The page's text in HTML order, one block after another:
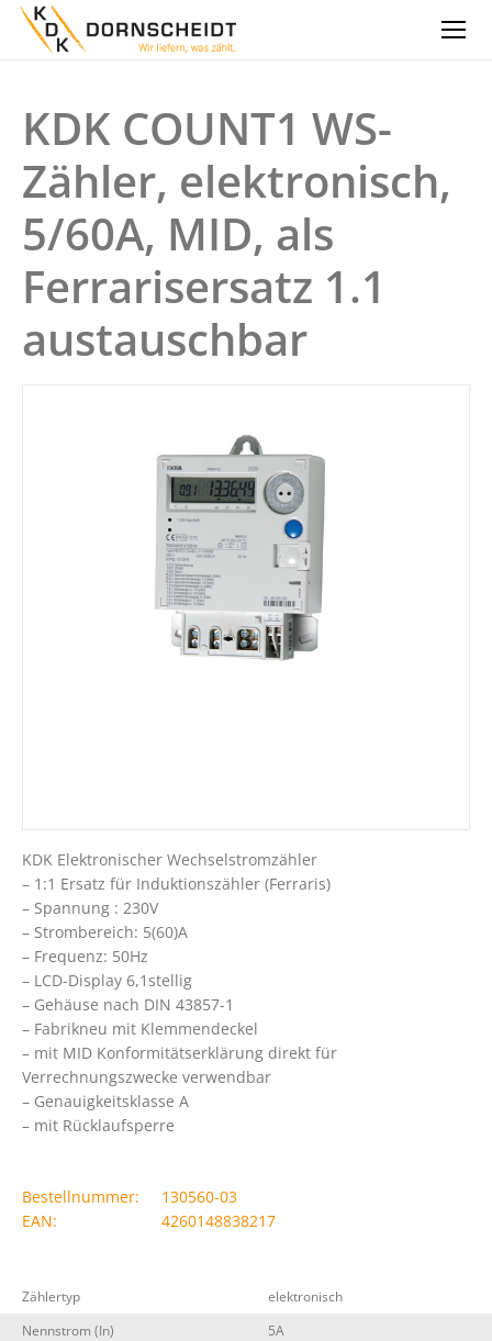
KDK COUNT1 WS-
Zähler, elektronisch,
5/60A, MID, als
Ferrarisersatz 1.1
austauschbar
KDK Elektronischer Wechselstromzähler
– 1:1 Ersatz für Induktionszähler (Ferraris)
– Spannung : 230V
– Strombereich: 5(60)A
– Frequenz: 50Hz
– LCD-Display 6,1stellig
– Gehäuse nach DIN 43857-1
– Fabrikneu mit Klemmendeckel
– mit MID Konformitätserklärung direkt für
Verrechnungszwecke verwendbar
– Genauigkeitsklasse A
– mit Rücklaufsperre
Bestellnummer:
130560-03
EAN:
4260148838217
Zählertyp
elektronisch
Nennstrom (In)
5A